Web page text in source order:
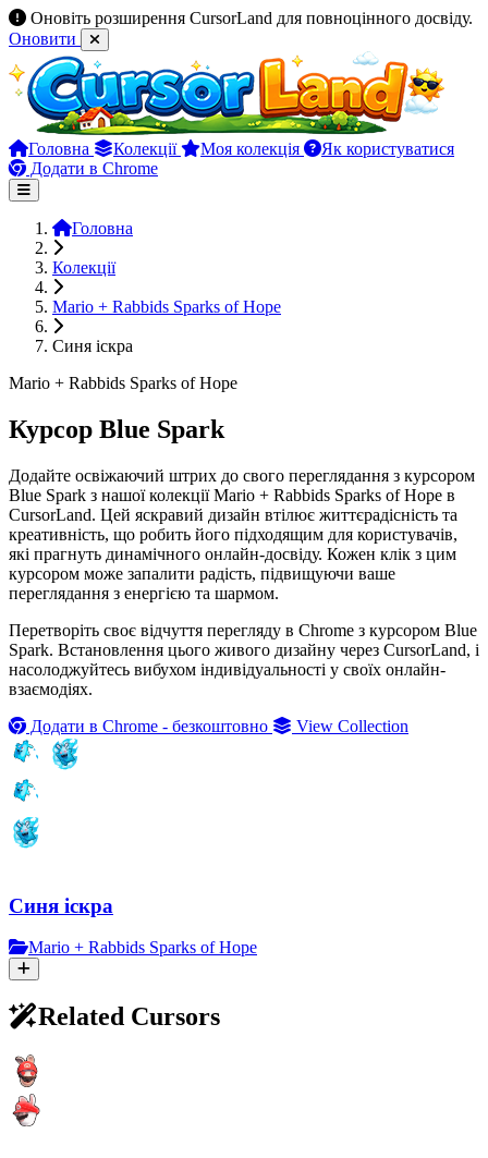
Оновіть розширення CursorLand для повноцінного досвіду.
Оновити
Головна Колекції Моя колекція
Як користуватися
Додати в Chrome
Головна
Колекції
Mario + Rabbids Sparks of Hope
Синя іскра
Mario + Rabbids Sparks of Hope
Курсор Blue Spark
Додайте освіжаючий штрих до свого переглядання з курсором
Blue Spark з нашої колекції Mario + Rabbids Sparks of Hope в
CursorLand. Цей яскравий дизайн втілює життєрадісність та
креативність, що робить його підходящим для користувачів,
які прагнуть динамічного онлайн-досвіду. Кожен клік з цим
курсором може запалити радість, підвищуючи ваше
переглядання з енергією та шармом.
Перетворіть своє відчуття перегляду в Chrome з курсором Blue
Spark. Встановлення цього живого дизайну через CursorLand, і
насолоджуйтесь вибухом індивідуальності у своїх онлайн-
взаємодіях.
Додати в Chrome - безкоштовно
View Collection
Синя іскра
Mario + Rabbids Sparks of Hope
Related Cursors